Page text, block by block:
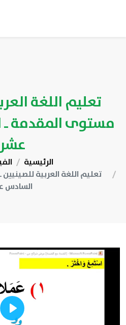
تعليم اللغة
مستوى المقدمة
الرئيسية
تعليم اللغة العربية
السادس
Play